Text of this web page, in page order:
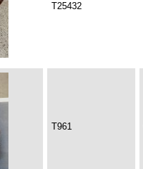
T25432
T961